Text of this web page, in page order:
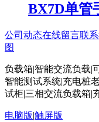
BX7D单管
公司动态在线留言联
图
负载箱|智能交流负载|
智能测试系统|充电桩
试柜|三相交流负载箱|
电脑版 触屏版